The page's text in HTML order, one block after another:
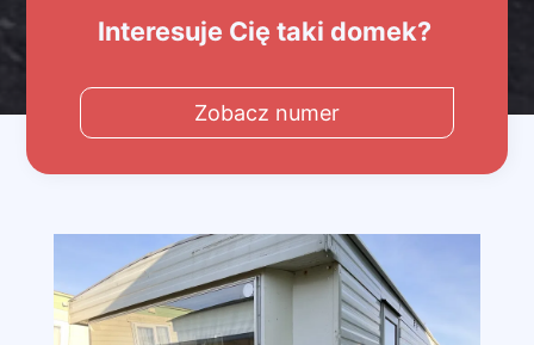
Interesuje Cię taki domek?
Zobacz numer